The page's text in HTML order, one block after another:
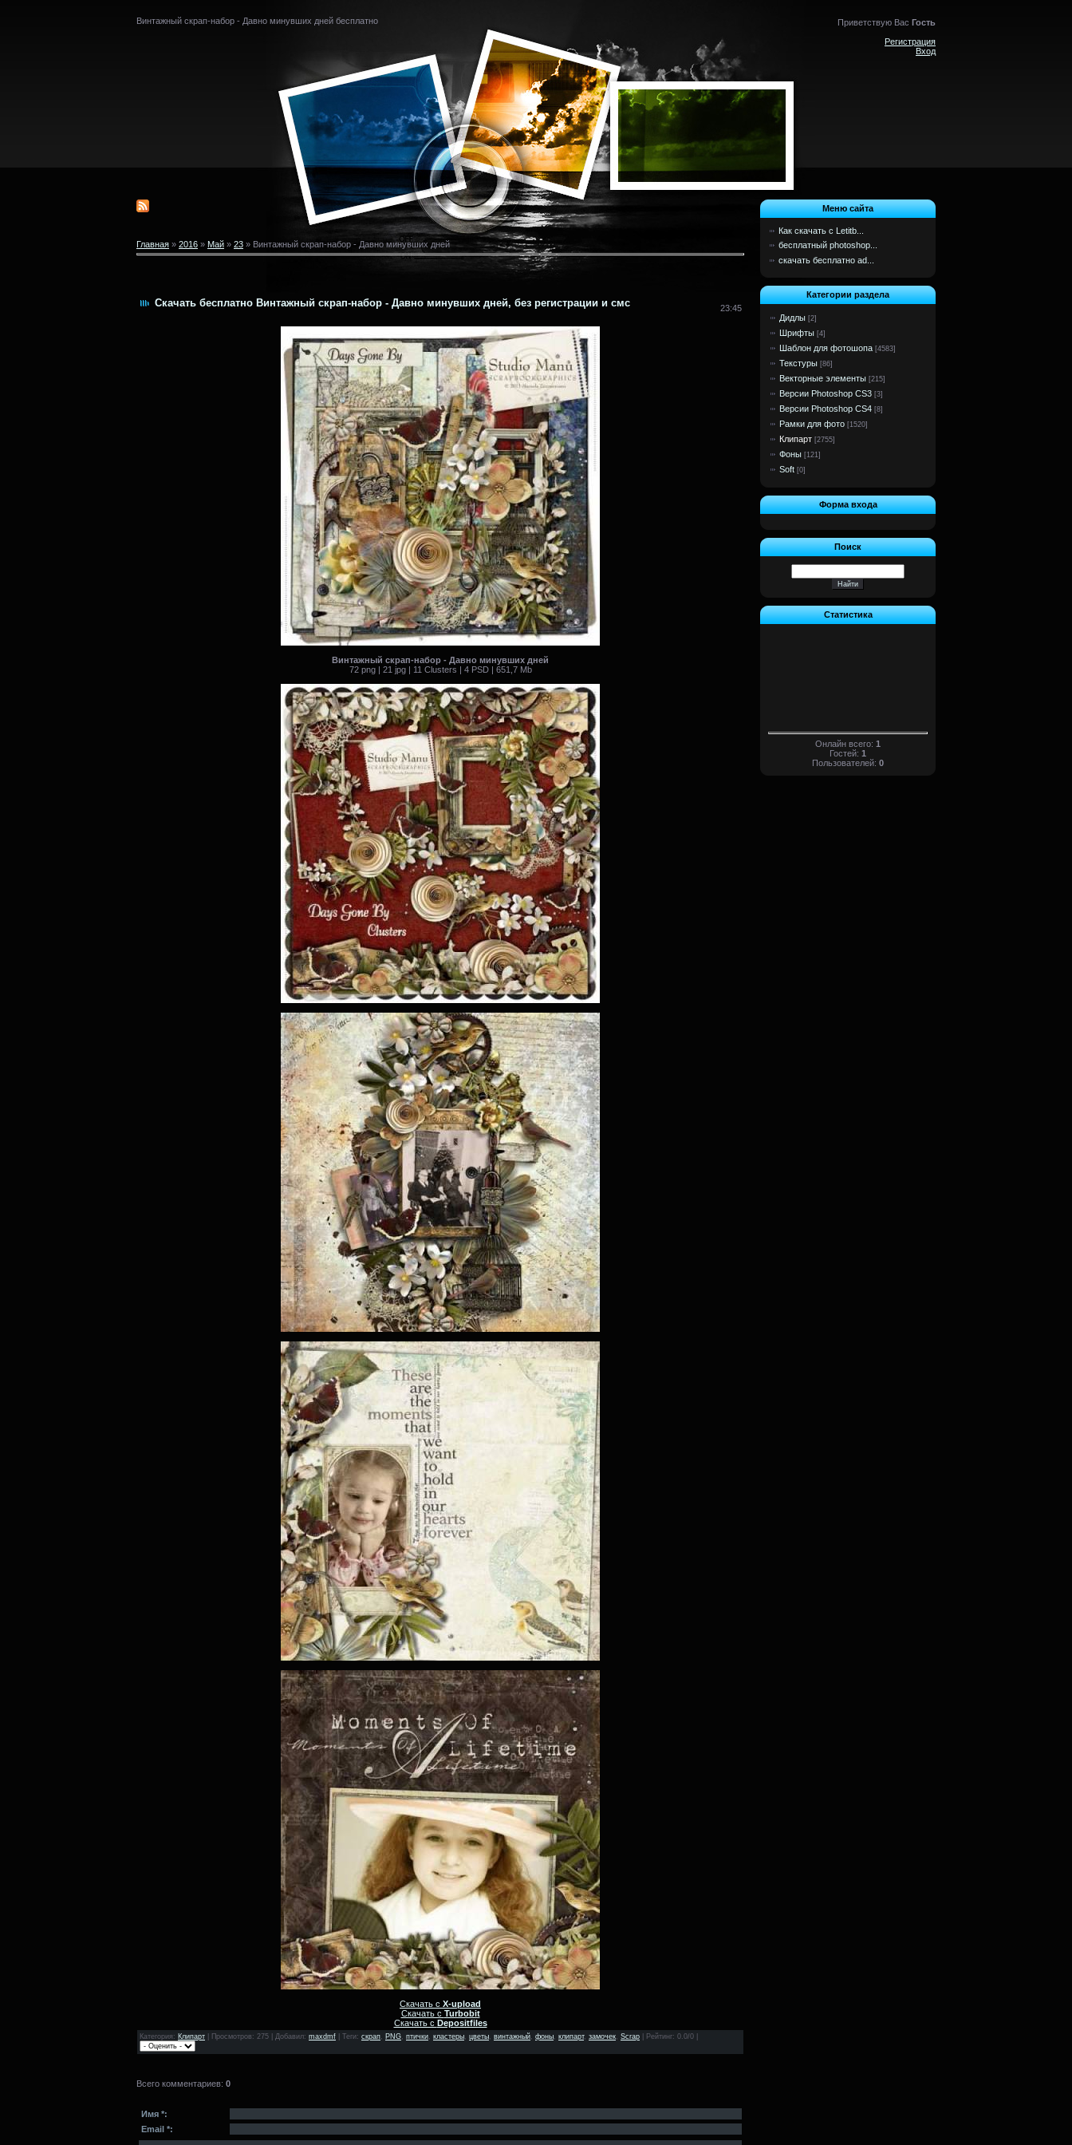
Винтажный скрап-набор - Давно минувших дней бесплатно Приветствую Вас Гость
Регистрация
Вход
Главная » 2016 » Май » 23 » Винтажный скрап-набор - Давно минувших дней
Скачать бесплатно Винтажный скрап-набор - Давно минувших дней, без регистрации и смс 23:45
Винтажный скрап-набор - Давно минувших дней
72 png | 21 jpg | 11 Clusters | 4 PSD | 651,7 Mb
Скачать с X-upload
Скачать с Turbobit
Скачать с Depositfiles
Категория : Клипарт Просмотров: 275 | Добавил: maxdmf Теги: скрап PNG птички кластеры цветы винтажный фоны клипарт, замочек Scrap Рейтинг: 0.0/0 |
Всего комментариев: 0
Имя *:
Email *:
Меню сайта
Как скачать с Letitb...
бесплатный photoshop...
скачать бесплатно ad...
Категории раздела
Дидлы [2]
Шрифты [4]
Шаблон для фотошопа [4583]
Текстуры [86]
Векторные элементы [215]
Версии Photoshop CS3 [3]
Версии Photoshop CS4 [8]
Рамки для фото [1520]
Клипарт [2755]
Фоны [121]
Soft [0]
Форма входа
Поиск
Статистика
Онлайн всего: 1
Гостей: 1
Пользователей: 0